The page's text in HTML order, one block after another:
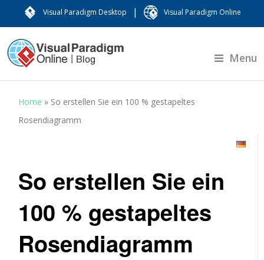
Visual Paradigm Desktop | Visual Paradigm Online
Menu
Home » So erstellen Sie ein 100 % gestapeltes
Rosendiagramm
So erstellen Sie ein
100 % gestapeltes
Rosendiagramm